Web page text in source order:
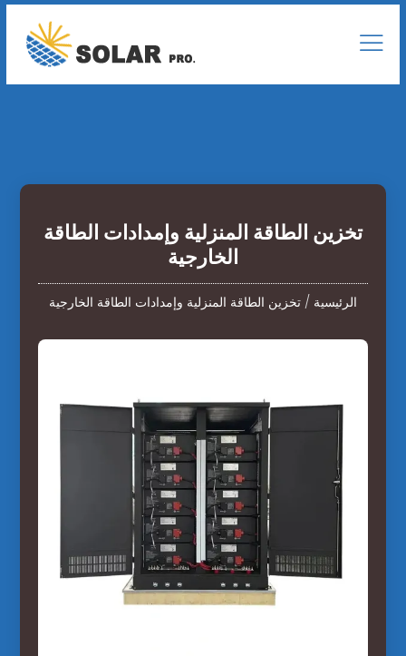
تخزين الطاقة المنزلية وإمدادات الطاقة
الخارجية
الرئيسية /تخزين الطاقة المنزلية وإمدادات الطاقة الخارجية